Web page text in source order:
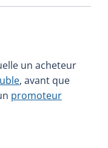
un acheteur
, avant que
promoteur